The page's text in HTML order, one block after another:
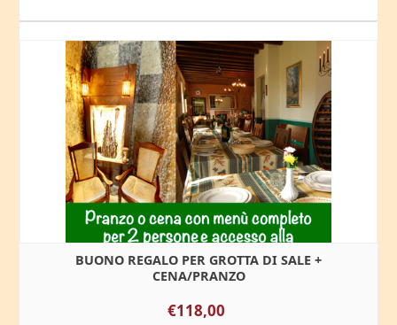
BUONO REGALO PER GROTTA DI SALE +
CENA/PRANZO
€118,00